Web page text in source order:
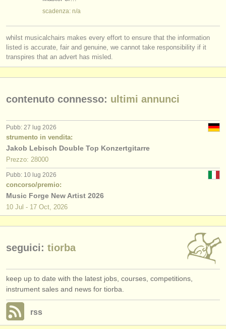
contattaci
rss feeds
pubblica con noi
find out about ourATS
ATSfaq
accedi
scadenza: n/a
whilst musicalchairs makes every effort to ensure that the information
listed is accurate, fair and genuine, we cannot take responsibility if it
transpires that an advert has misled.
contenuto connesso: ultimi annunci
Pubb: 27 lug 2026
strumento in vendita:
Jakob Lebisch Double Top Konzertgitarre
Prezzo: 28000
Pubb: 10 lug 2026
concorso/premio:
Music Forge New Artist 2026
10 Jul - 17 Oct, 2026
seguici: tiorba
keep up to date with the latest jobs, courses, competitions,
instrument sales and news for tiorba.
rss